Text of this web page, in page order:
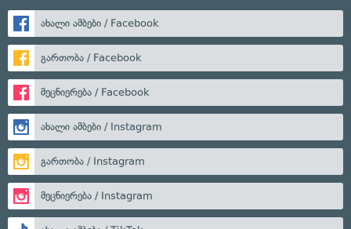
ახალი ამბები / Facebook
გართობა / Facebook
მეცნიერება / Facebook
ახალი ამბები / Instagram
გართობა / Instagram
მეცნიერება / Instagram